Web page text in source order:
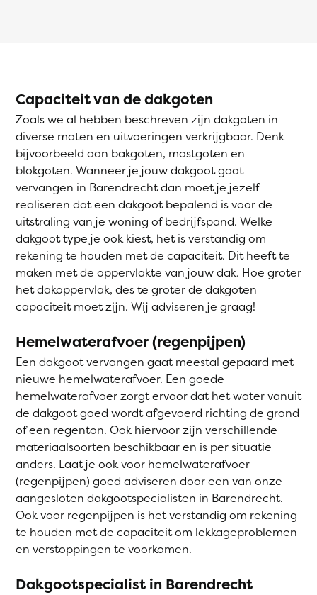
Capaciteit van de dakgoten
Zoals we al hebben beschreven zijn dakgoten in
diverse maten en uitvoeringen verkrijgbaar. Denk
bijvoorbeeld aan bakgoten, mastgoten en
blokgoten. Wanneer je jouw dakgoot gaat
vervangen in Barendrecht dan moet je jezelf
realiseren dat een dakgoot bepalend is voor de
uitstraling van je woning of bedrijfspand. Welke
dakgoot type je ook kiest, het is verstandig om
rekening te houden met de capaciteit. Dit heeft te
maken met de oppervlakte van jouw dak. Hoe groter
het dakoppervlak, des te groter de dakgoten
capaciteit moet zijn. Wij adviseren je graag!
Hemelwaterafvoer (regenpijpen)
Een dakgoot vervangen gaat meestal gepaard met
nieuwe hemelwaterafvoer. Een goede
hemelwaterafvoer zorgt ervoor dat het water vanuit
de dakgoot goed wordt afgevoerd richting de grond
of een regenton. Ook hiervoor zijn verschillende
materiaalsoorten beschikbaar en is per situatie
anders. Laat je ook voor hemelwaterafvoer
(regenpijpen) goed adviseren door een van onze
aangesloten dakgootspecialisten in Barendrecht.
Ook voor regenpijpen is het verstandig om rekening
te houden met de capaciteit om lekkageproblemen
en verstoppingen te voorkomen.
Dakgootspecialist in Barendrecht